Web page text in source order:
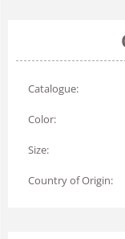
Catalogue:
Color:
Size:
Country of Origin: